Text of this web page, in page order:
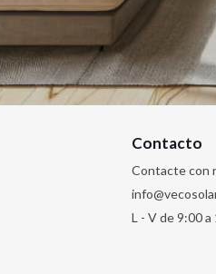
Contacto
Contacte con
L - V de 9:00 a